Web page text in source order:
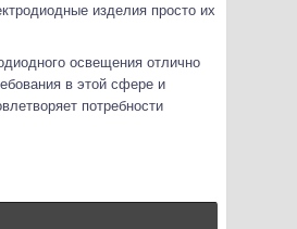
изделия просто их
освещения отлично
в этой сфере и
потребности